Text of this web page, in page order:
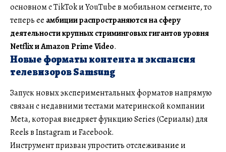
основном с TikTok и YouTube в мобильном сегменте, то
теперь ее амбиции распространяются на сферу
деятельности крупных стриминговых гигантов уровня
Netflix и Amazon Prime Video.
Новые форматы контента и экспансия
телевизоров Samsung
Запуск новых экспериментальных форматов напрямую
связан с недавними тестами материнской компании
Meta, которая внедряет функцию Series (Сериалы) для
Reels в Instagram и Facebook.
Инструмент призван упростить отслеживание и